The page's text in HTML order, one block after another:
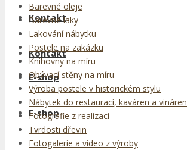
Kontakt
E-shop
Kontakt
E-shop
Barevné oleje
Barevné laky
Lakování nábytku
Postele na zakázku
Knihovny na míru
Obývací stěny na míru
Výroba postele v historickém stylu
Nábytek do restaurací, kaváren a vináren
Fotografie z realizací
Tvrdosti dřevin
Fotogalerie a video z výroby